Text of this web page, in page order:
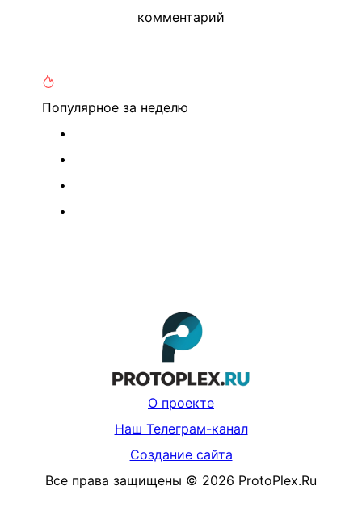
комментарий
Популярное за неделю
О проекте
Наш Телеграм-канал
Создание сайта
Все права защищены © 2026 ProtoPlex.Ru